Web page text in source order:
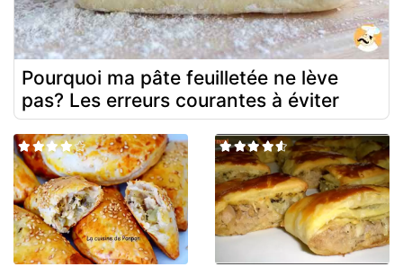
Pourquoi ma pâte feuilletée ne lève
pas? Les erreurs courantes à éviter